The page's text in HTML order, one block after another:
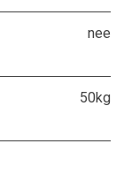
nee
50kg